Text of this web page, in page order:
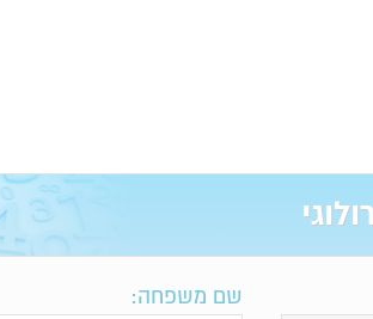
שם משפחה: